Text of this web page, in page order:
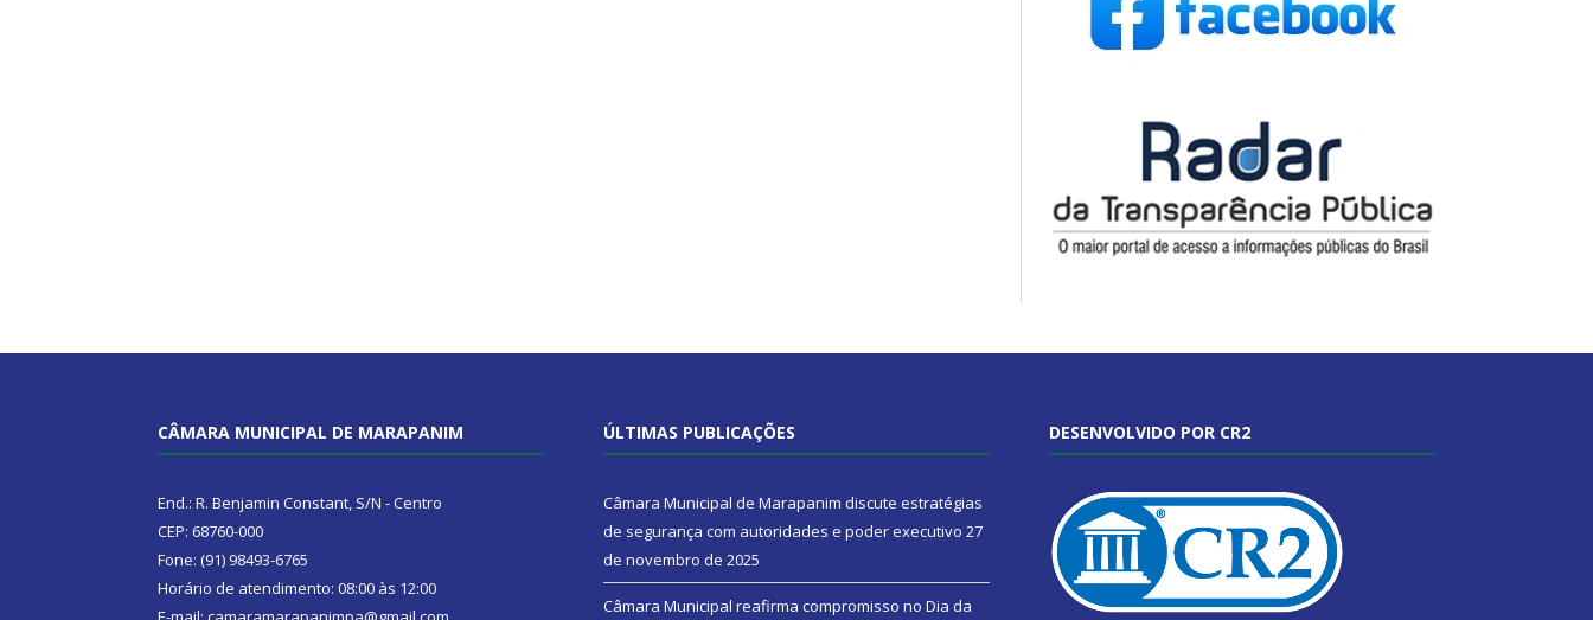
CÂMARA MUNICIPAL DE MARAPANIM
End.: R. Benjamin Constant, S/N - Centro
CEP: 68760-000
Fone: (91) 98493-6765
Horário de atendimento: 08:00 às 12:00
ÚLTIMAS PUBLICAÇÕES
Câmara Municipal de Marapanim discute estratégias
de segurança com autoridades e poder executivo 27
de novembro de 2025
Câmara Municipal reafirma compromisso no Dia da
DESENVOLVIDO POR CR2